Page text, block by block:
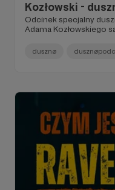
Kozłowski -
Odcinek specjalny
Adama Kozłowskiego
dusznø